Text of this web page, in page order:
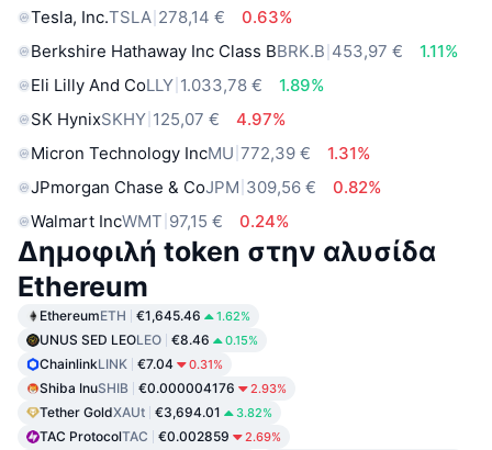
Tesla, Inc.TSLA 278,14 €
0.63%
Berkshire Hathaway Inc Class BBRK.B 453,97 €
1.11%
Eli Lilly And CoLLY 1.033,78 €
1.89%
SK HynixSKHY 125,07 €
4.97%
Micron Technology IncMU 772,39 €
1.31%
JPmorgan Chase & CoJPM 309,56 €
0.82%
Walmart IncWMT 97,15 € 0.24%
Δημοφιλή token στην αλυσίδα
Ethereum
EthereumETH €1,645.46 1.62%
UNUS SED LEOLEO €8.46 0.15%
ChainlinkLINK €7.04 0.31%
Shiba InuSHIB €0.000004176 2.93%
Tether GoldXAUt €3,694.01 3.82%
TAC ProtocolTAC €0.002859 2.69%